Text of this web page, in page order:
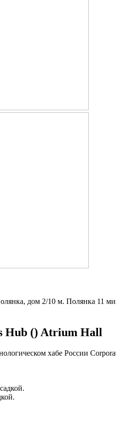
дом 2/10 м. Полянка 11
Hub () Atrium Hall
хабе России